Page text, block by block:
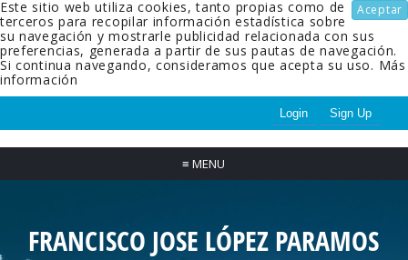
Aceptar
Este sitio web utiliza cookies, tanto propias como de
terceros para recopilar información estadística sobre
su navegación y mostrarle publicidad relacionada con sus
preferencias, generada a partir de sus pautas de navegación.
Si continua navegando, consideramos que acepta su uso. Más
información
Login Sign Up
≡ MENU
FRANCISCO JOSE LÓPEZ PARAMOS